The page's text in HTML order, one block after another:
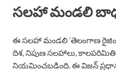
సలహా మండలి
ఈ సలహా మండలి ‘తెలంగాణ
దిశ, నిపుణ సలహాలు,
నియమించబడింది. ఈ విజన్